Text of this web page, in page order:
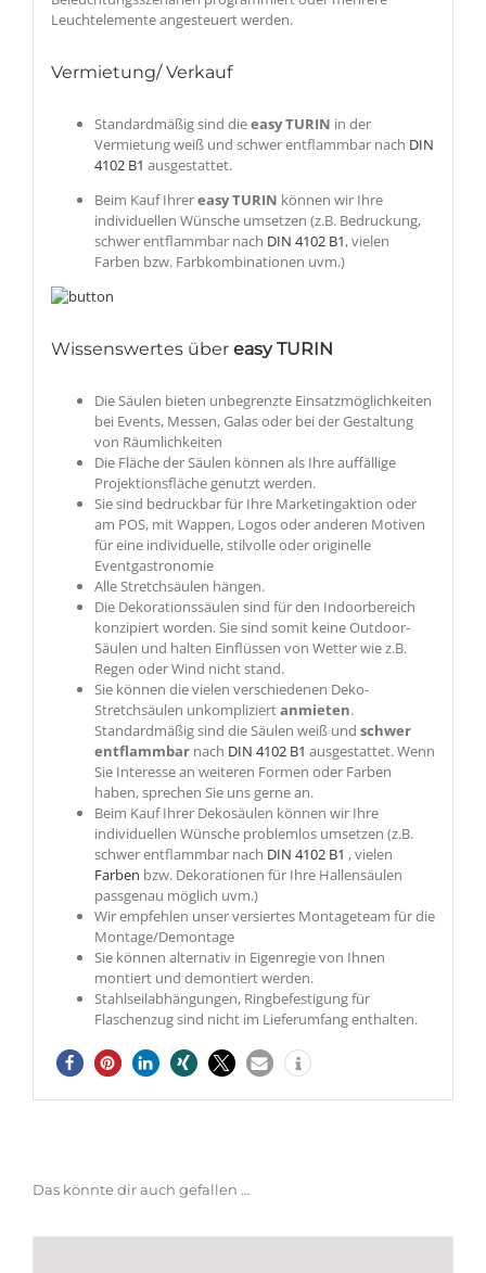
Leuchtelemente angesteuert werden.
Vermietung/ Verkauf
Standardmäßig sind dieeasyTURIN in der
Vermietung weiß und schwer entflammbar nach DIN
4102 B1 ausgestattet.
Beim Kauf IhrereasyTURIN können wir Ihre
individuellen Wünsche umsetzen (z.B. Bedruckung,
schwer entflammbar nach DIN 4102 B1, vielen
Farben bzw. Farbkombinationen uvm.)
Wissenswertes über easyTURIN
Die Säulen bieten unbegrenzte Einsatzmöglichkeiten
bei Events, Messen, Galas oder bei der Gestaltung
von Räumlichkeiten
Die Fläche der Säulen können als Ihre auffällige
Projektionsfläche genutzt werden.
Sie sind bedruckbar für Ihre Marketingaktion oder
am POS, mit Wappen, Logos oder anderen Motiven
für eine individuelle, stilvolle oder originelle
Eventgastronomie
Alle Stretchsäulen hängen.
Die Dekorationssäulen sind für den Indoorbereich
konzipiert worden. Sie sind somit keine Outdoor-
Säulen und halten Einflüssen von Wetter wie z.B.
Regen oder Wind nicht stand.
Sie können die vielen verschiedenen Deko-
Stretchsäulen unkompliziertanmieten.
Standardmäßig sind die Säulen weiß und schwer
entflammbarnach DIN 4102 B1 ausgestattet. Wenn
Sie Interesse an weiteren Formen oder Farben
haben, sprechen Sie uns gerne an.
Beim Kauf Ihrer Dekosäulen können wir Ihre
individuellen Wünsche problemlos umsetzen (z.B.
schwer entflammbar nach DIN 4102 B1 , vielen
Farben bzw. Dekorationen für Ihre Hallensäulen
passgenau möglich uvm.)
Wir empfehlen unser versiertes Montageteam für die
Montage/Demontage
Sie können alternativ in Eigenregie von Ihnen
montiert und demontiert werden.
Stahlseilabhängungen, Ringbefestigung für
Flaschenzug sind nicht im Lieferumfang enthalten.
Das könnte dir auch gefallen …